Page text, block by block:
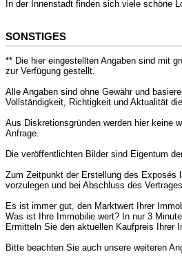
In der Innenstadt finden sich viele schöne
SONSTIGES
** Die hier eingestellten Angaben sind mit
zur Verfügung gestellt.
Alle Angaben sind ohne Gewähr und
Vollständigkeit, Richtigkeit und Aktualität
Aus Diskretionsgründen werden hier keine
Anfrage.
Die veröffentlichten Bilder sind Eigentum
Zum Zeitpunkt der Erstellung des Exposés
vorzulegen und bei Abschluss des
Es ist immer gut, den Marktwert Ihrer
Was ist Ihre Immobilie wert? In nur 3
Ermitteln Sie den aktuellen Kaufpreis Ihrer
Bitte beachten Sie auch unsere weiteren